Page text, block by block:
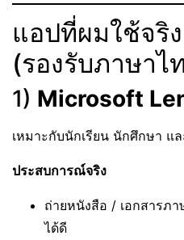
แอปที่ผมใช้จริ
(รองรับภาษาไ
1) Microsoft
เหมาะกับนักเรียน นักศึกษา แ
ประสบการณ์จริง
ถ่ายหนังสือ / เอกสารภ
ได้ดี